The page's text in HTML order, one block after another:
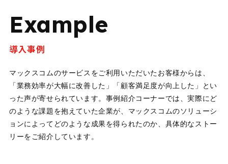
Example
導入事例
マックスコムのサービスをご利用いただいたお客様からは、
「業務効率が大幅に改善した」「顧客満足度が向上した」とい
った声が寄せられています。事例紹介コーナーでは、実際にど
のような課題を抱えていた企業が、マックスコムのソリューシ
ョンによってどのような成果を得られたのか、具体的なストー
リーをご紹介しています。